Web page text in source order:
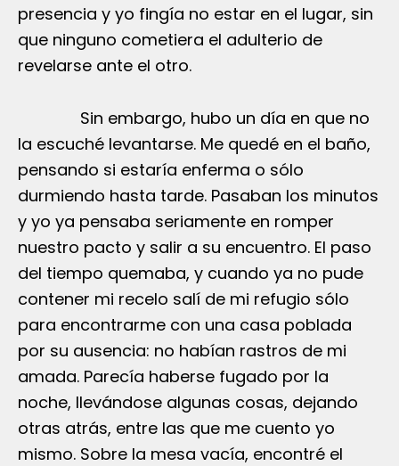
presencia y yo fingía no estar en el lugar, sin
que ninguno cometiera el adulterio de
revelarse ante el otro.
Sin embargo, hubo un día en que no
la escuché levantarse. Me quedé en el baño,
pensando si estaría enferma o sólo
durmiendo hasta tarde. Pasaban los minutos
y yo ya pensaba seriamente en romper
nuestro pacto y salir a su encuentro. El paso
del tiempo quemaba, y cuando ya no pude
contener mi recelo salí de mi refugio sólo
para encontrarme con una casa poblada
por su ausencia: no habían rastros de mi
amada. Parecía haberse fugado por la
noche, llevándose algunas cosas, dejando
otras atrás, entre las que me cuento yo
mismo. Sobre la mesa vacía, encontré el